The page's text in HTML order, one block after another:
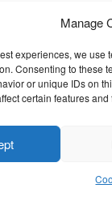
Manage
experiences, we
Consenting to these
or unique IDs on
certain features and
objavljivanje